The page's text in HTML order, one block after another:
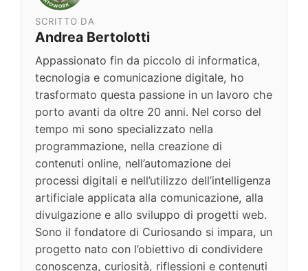
SCRITTO DA
Andrea Bertolotti
Appassionato fin da piccolo di informatica,
tecnologia e comunicazione digitale, ho
trasformato questa passione in un lavoro che
porto avanti da oltre 20 anni. Nel corso del
tempo mi sono specializzato nella
programmazione, nella creazione di
contenuti online, nell’automazione dei
processi digitali e nell’utilizzo dell’intelligenza
artificiale applicata alla comunicazione, alla
divulgazione e allo sviluppo di progetti web.
Sono il fondatore di Curiosando si impara, un
progetto nato con l’obiettivo di condividere
conoscenza, curiosità, riflessioni e contenuti